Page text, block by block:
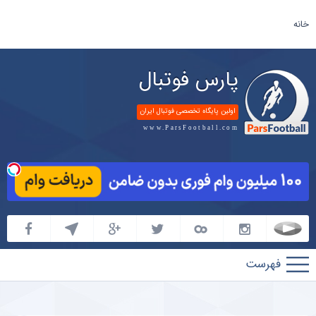
خانه
پارس فوتبال
اولین پایگاه تخصصی فوتبال ایران
www.ParsFootball.com
پارس
فوتبال